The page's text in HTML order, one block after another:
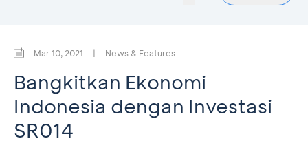
Mar 10, 2021 | News & Features
Bangkitkan Ekonomi
Indonesia dengan Investasi
SR014